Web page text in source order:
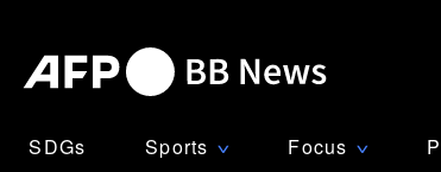
SDGs Sports ∨ Focus ∨